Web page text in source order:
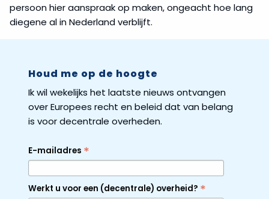
persoon hier aanspraak op maken, ongeacht hoe lang
diegene al in Nederland verblijft.
Houd me op de hoogte
Ik wil wekelijks het laatste nieuws ontvangen
over Europees recht en beleid dat van belang
is voor decentrale overheden.
E-mailadres *
Werkt u voor een (decentrale) overheid? *